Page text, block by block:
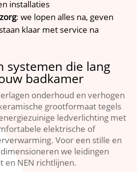
installaties
: we lopen alles na, geven
klaar met service na
systemen die lang
badkamer
onderhoud en verhogen
grootformaat tegels
ledverlichting met
elektrische of
Voor een stille en
we leidingen
en NEN richtlijnen.